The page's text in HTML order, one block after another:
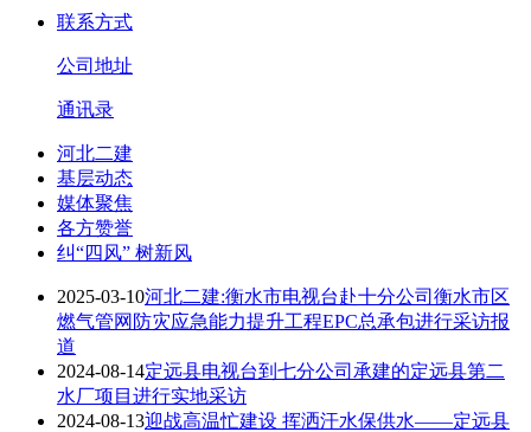
联系方式
公司地址
通讯录
河北二建
基层动态
媒体聚焦
各方赞誉
纠“四风” 树新风
2025-03-10河北二建:衡水市电视台赴十分公司衡水市区
燃气管网防灾应急能力提升工程EPC总承包进行采访报
道
2024-08-14定远县电视台到七分公司承建的定远县第二
水厂项目进行实地采访
2024-08-13迎战高温忙建设 挥洒汗水保供水——定远县